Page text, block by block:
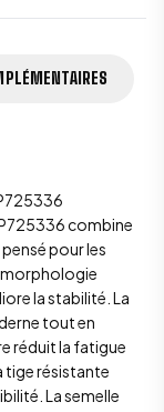
combine
pour les
morphologie
la stabilité. La
tout en
réduit la fatigue
tige résistante
La semelle